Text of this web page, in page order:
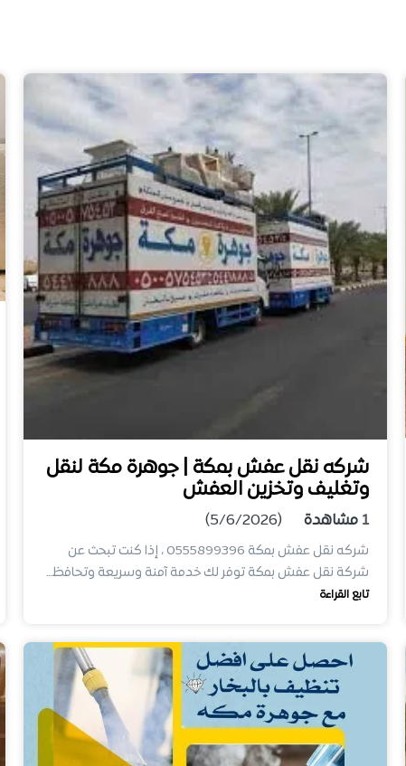
شركه نقل عفش بمكة | جوهرة مكة لنقل
وتغليف وتخزين العفش
1 مشاهدة (5/6/2026)
شركه نقل عفش بمكة 0555899396 ، إذا كنت تبحث عن
شركة نقل عفش بمكة توفر لك خدمة آمنة وسريعة وتحافظ…
تابع القراءة